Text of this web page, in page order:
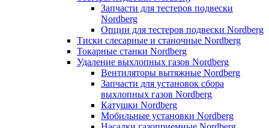
Запчасти для тестеров подвески
Nordberg
Опции для тестеров подвески Nordberg
Тиски слесарные и станочные Nordberg
Токарные станки Nordberg
Удаление выхлопных газов Nordberg
Вентиляторы вытяжные Nordberg
Запчасти для установок сбора
выхлопных газов Nordberg
Катушки Nordberg
Мобильные установки Nordberg